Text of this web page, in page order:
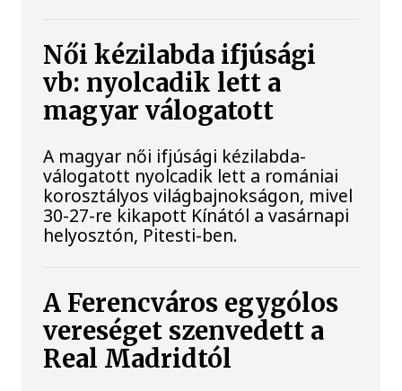
Női kézilabda ifjúsági
vb: nyolcadik lett a
magyar válogatott
A magyar női ifjúsági kézilabda-
válogatott nyolcadik lett a romániai
korosztályos világbajnokságon, mivel
30-27-re kikapott Kínától a vasárnapi
helyosztón, Pitesti-ben.
A Ferencváros egygólos
vereséget szenvedett a
Real Madridtól